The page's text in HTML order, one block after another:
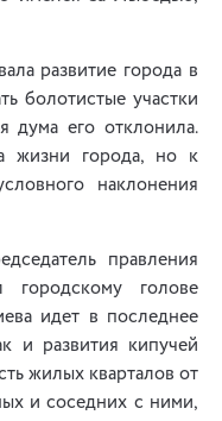
развитие города в
болотистые участки
дума его отклонила.
жизни города, но к
наклонения
правления
городскому голове
идет в последнее
и развития кипучей
жилых кварталов от
и соседних с ними,